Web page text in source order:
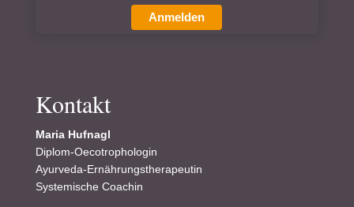
Anmelden
Kontakt
Maria Hufnagl
Diplom-Oecotrophologin
Ayurveda-Ernährungstherapeutin
Systemische Coachin